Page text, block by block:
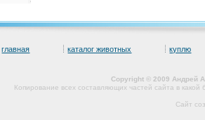
главная каталог животных куплю
Copyright © 2009 Андрей
Копирование всех составляющих частей сайта в
Сайт